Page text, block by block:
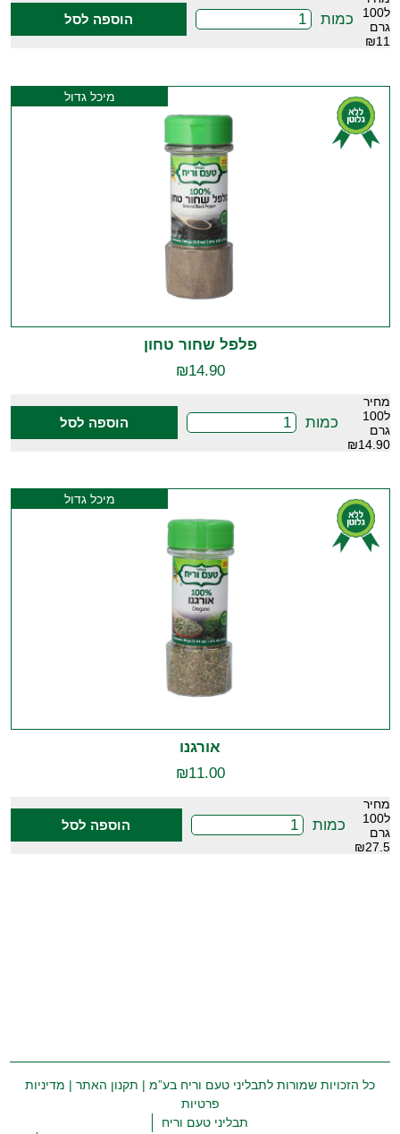
ל100
גרם
₪11
כמות הוספה לסל
מיכל גדול
פלפל שחור טחון
₪14.90
מחיר
ל100
גרם
₪14.90
כמות הוספה לסל
מיכל גדול
אורגנו
₪11.00
מחיר
ל100
גרם
₪27.5
כמות הוספה לסל
כל הזכויות שמורות לתבליני טעם וריח בע”מ | תקנון האתר | מדיניות
פרטיות
תבליני טעם וריח